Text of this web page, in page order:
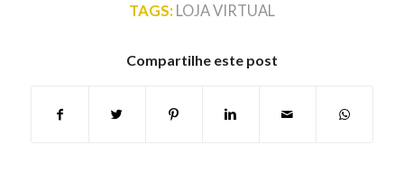
TAGS: LOJA VIRTUAL
Compartilhe este post